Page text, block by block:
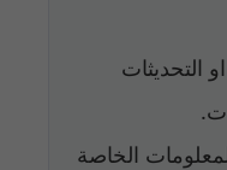
التحديثات
الخاصة